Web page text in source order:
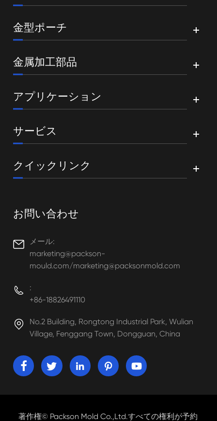
金型ポーチ
金属加工部品
アプリケーション
サービス
クイックリンク
お問い合わせ

メール:
marketing@packson-
mould.com/marketing@packsonmold.com

:
+86-18826491110

No.2 Building, Rongtong Industrial Park, Wulian
Village, Fenggang Town, Dongguan, China
    
著作権© Packson Mold Co.,Ltd.すべての権利が予約